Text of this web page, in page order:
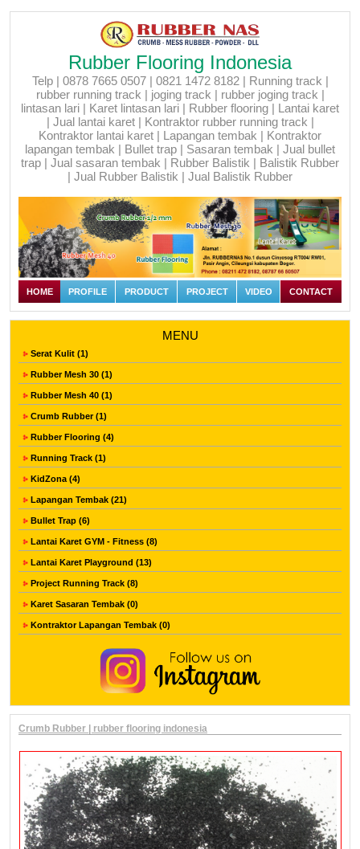
Rubber Flooring Indonesia
Telp | 0878 7665 0507 | 0821 1472 8182 | Running track |
rubber running track | joging track | rubber joging track |
lintasan lari | Karet lintasan lari | Rubber flooring | Lantai karet
| Jual lantai karet | Kontraktor rubber running track |
Kontraktor lantai karet | Lapangan tembak | Kontraktor
lapangan tembak | Bullet trap | Sasaran tembak | Jual bullet
trap | Jual sasaran tembak | Rubber Balistik | Balistik Rubber
| Jual Rubber Balistik | Jual Balistik Rubber
HOME PROFILE PRODUCT PROJECT VIDEO CONTACT
MENU
Serat Kulit (1)
Rubber Mesh 30 (1)
Rubber Mesh 40 (1)
Crumb Rubber (1)
Rubber Flooring (4)
Running Track (1)
KidZona (4)
Lapangan Tembak (21)
Bullet Trap (6)
Lantai Karet GYM - Fitness (8)
Lantai Karet Playground (13)
Project Running Track (8)
Karet Sasaran Tembak (0)
Kontraktor Lapangan Tembak (0)
Crumb Rubber | rubber flooring indonesia